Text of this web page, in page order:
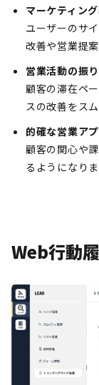
マーケティン
ユーザーのサ
改善や営業提
営業活動の振
顧客の滞在ペ
スの改善をス
的確な営業ア
顧客の関心や
るようになりま
Web行動